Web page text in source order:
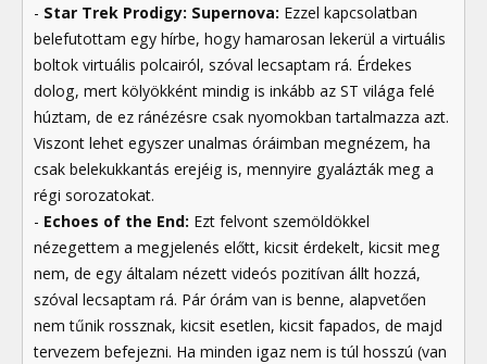
- Star Trek Prodigy: Supernova: Ezzel kapcsolatban
belefutottam egy hírbe, hogy hamarosan lekerül a virtuális
boltok virtuális polcairól, szóval lecsaptam rá. Érdekes
dolog, mert kölyökként mindig is inkább az ST világa felé
húztam, de ez ránézésre csak nyomokban tartalmazza azt.
Viszont lehet egyszer unalmas óráimban megnézem, ha
csak belekukkantás erejéig is, mennyire gyalázták meg a
régi sorozatokat.
- Echoes of the End: Ezt felvont szemöldökkel
nézegettem a megjelenés előtt, kicsit érdekelt, kicsit meg
nem, de egy általam nézett videós pozitívan állt hozzá,
szóval lecsaptam rá. Pár órám van is benne, alapvetően
nem tűnik rossznak, kicsit esetlen, kicsit fapados, de majd
tervezem befejezni. Ha minden igaz nem is túl hosszú (van